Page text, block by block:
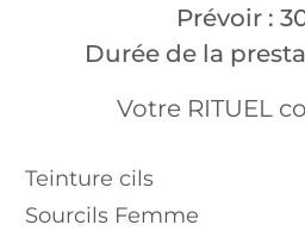
Prévoir :
Durée de la
Votre RITUEL
Teinture cils
Sourcils Femme